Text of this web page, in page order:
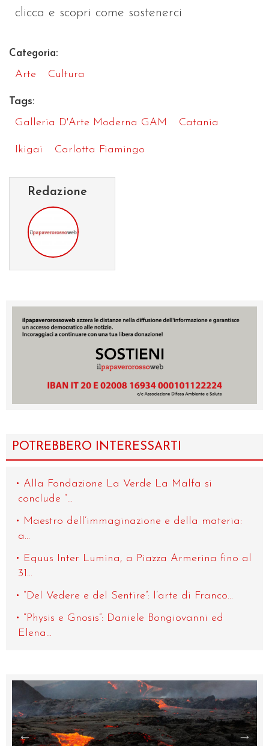
clicca e scopri come sostenerci
Categoria:
Arte Cultura
Tags:
Galleria D'Arte Moderna GAM
Catania
Ikigai Carlotta Fiamingo
Redazione
POTREBBERO INTERESSARTI
Alla Fondazione La Verde La Malfa si
conclude “...
Maestro dell’immaginazione e della materia:
a...
Equus Inter Lumina, a Piazza Armerina fino al
31...
“Del Vedere e del Sentire”: l’arte di Franco...
“Physis e Gnosis”: Daniele Bongiovanni ed
Elena...